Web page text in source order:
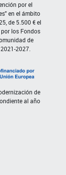
por el
en el ámbito
de 5.500 € el
los Fondos
de
2027.
de
al año